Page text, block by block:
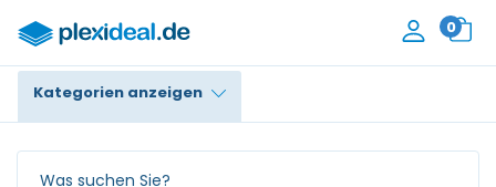
0
Kategorien anzeigen
Plexiglas®